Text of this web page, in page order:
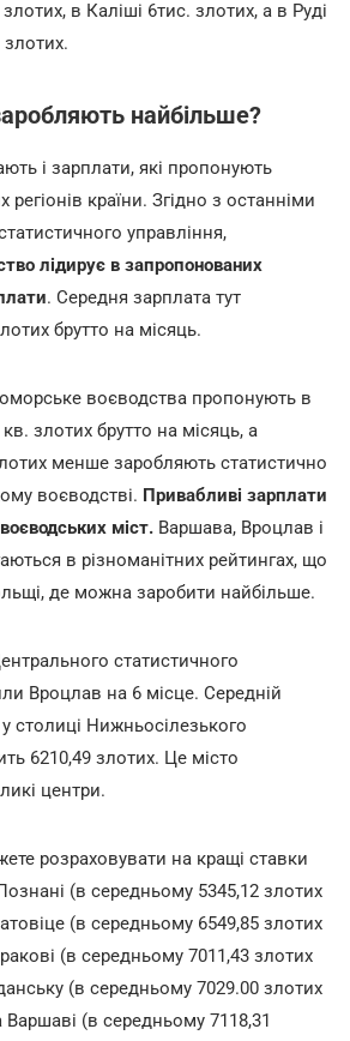
в Каліші 6тис. злотих, а в Руді
найбільше?
і зарплати, які пропонують
регіонів країни. Згідно з останніми
управління,
лідирує в запропонованих
. Середня зарплата тут
брутто на місяць.
воєводства пропонують в
злотих брутто на місяць, а
менше заробляють статистично
воєводстві. Привабливі зарплати
міст. Варшава, Вроцлав і
в різноманітних рейтингах, що
де можна заробити найбільше.
статистичного
Вроцлав на 6 місце. Середній
столиці Нижньосілезького
6210,49 злотих. Це місто
центри.
розраховувати на кращі ставки
(в середньому 5345,12 злотих
(в середньому 6549,85 злотих
(в середньому 7011,43 злотих
(в середньому 7029.00 злотих
Варшаві (в середньому 7118,31